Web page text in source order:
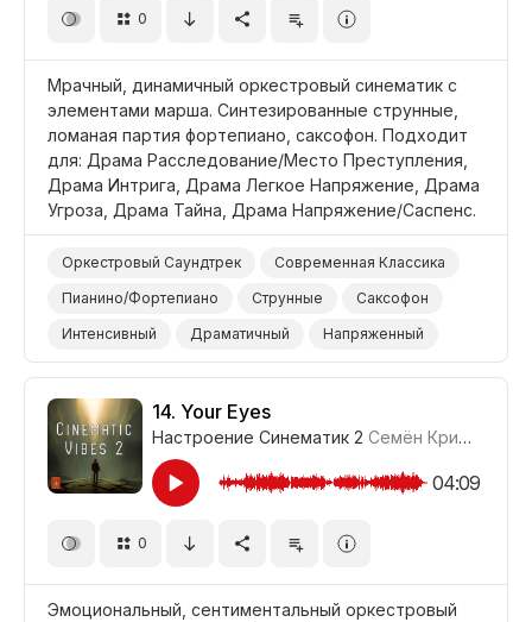
Фильм/Кино
Фильм Детектив/Шпионский
Фильм Военный
Драма Напряжение/Саспенс
0
Мрачный, динамичный оркестровый синематик с
элементами марша. Синтезированные струнные,
ломаная партия фортепиано, саксофон. Подходит
для: Драма Расследование/Место Преступления,
Драма Интрига, Драма Легкое Напряжение, Драма
Угроза, Драма Тайна, Драма Напряжение/Саспенс.
Оркестровый Саундтрек
Современная Классика
Пианино/Фортепиано
Струнные
Саксофон
Интенсивный
Драматичный
Напряженный
Неизвестность/Саспенс
Зловещий/Угрожающий
Таинственный
Темный/Мрачный
Драма Расследование/Место Преступления
Драма Интрига
Драма Легкое Напряжение
Драма Напряжение/Саспенс
14. Your Eyes
Настроение Синематик 2 Семён Кривенко-Адамов
04:09
0
Эмоциональный, сентиментальный оркестровый